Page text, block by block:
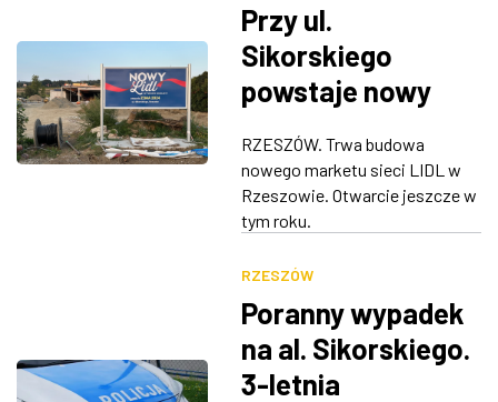
Przy ul.
Sikorskiego
powstaje nowy
RZESZÓW. Trwa budowa
nowego marketu sieci LIDL w
Rzeszowie. Otwarcie jeszcze w
tym roku.
RZESZÓW
Poranny wypadek
na al. Sikorskiego.
3-letnia